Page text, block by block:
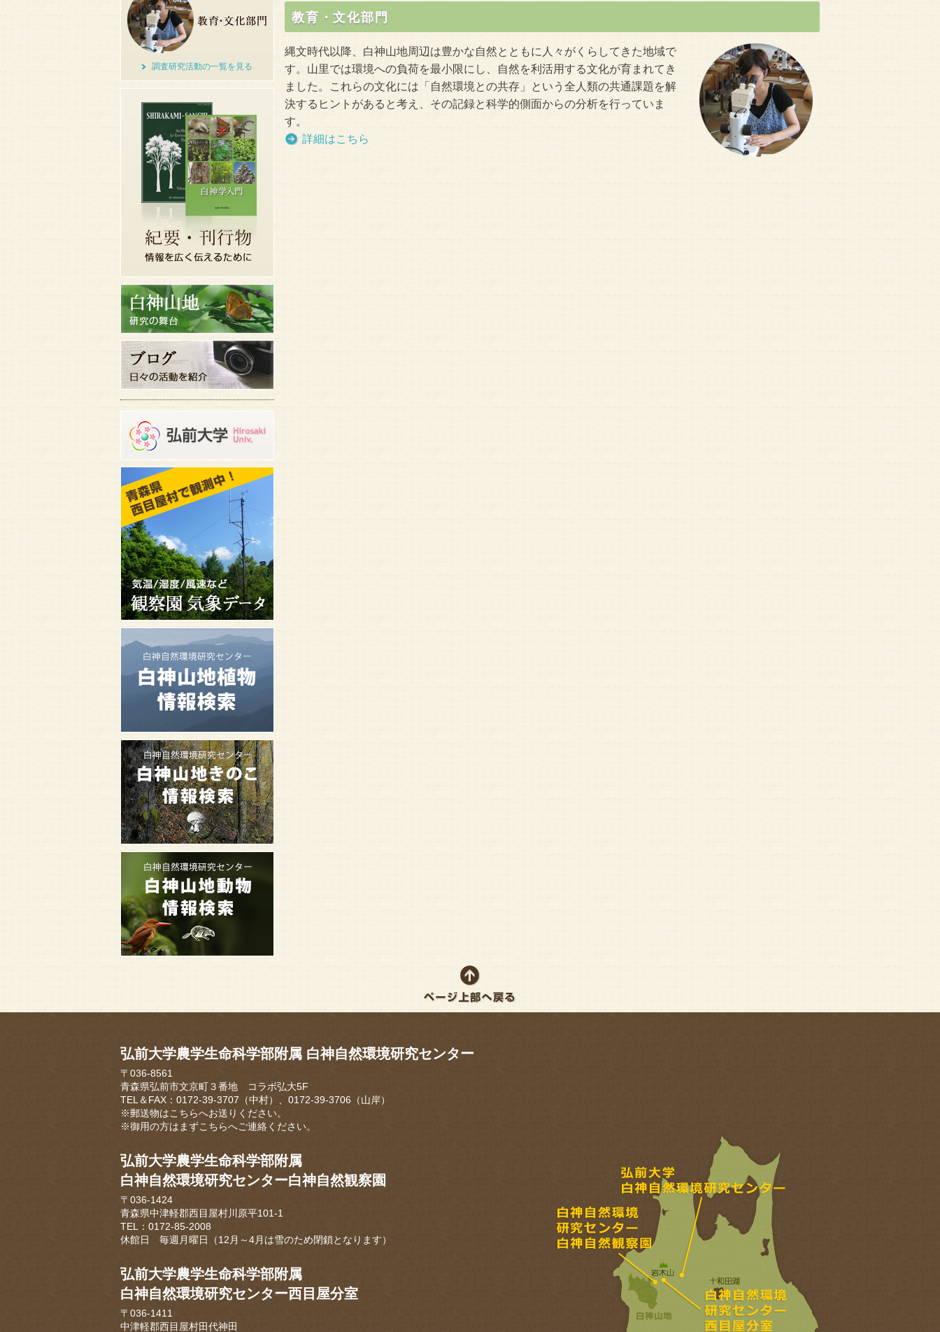
教育・文化部門
縄文時代以降、白神山地周辺は豊かな自然とともに人々がくらしてきた地域で
す。山里では環境への負荷を最小限にし、自然を利活用する文化が育まれてき
ました。これらの文化には「自然環境との共存」という全人類の共通課題を解
決するヒントがあると考え、その記録と科学的側面からの分析を行っていま
す。
詳細はこちら
調査研究活動の一覧を見る
弘前大学農学生命科学部附属 白神自然環境研究センター
〒036-8561
青森県弘前市文京町３番地 コラボ弘大5F
TEL＆FAX：0172-39-3707（中村）、0172-39-3706（山岸）
※郵送物はこちらへお送りください。
※御用の方はまずこちらへご連絡ください。
弘前大学農学生命科学部附属
白神自然環境研究センター白神自然観察園
〒036-1424
青森県中津軽郡西目屋村川原平101-1
TEL：0172-85-2008
休館日 毎週月曜日（12月～4月は雪のため閉鎖となります）
弘前大学農学生命科学部附属
白神自然環境研究センター西目屋分室
〒036-1411
中津軽郡西目屋村田代神田